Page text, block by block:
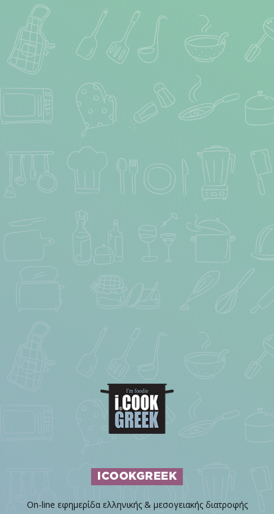
ICOOKGREEK
On-line εφημερίδα ελληνικής & μεσογειακής διατροφής